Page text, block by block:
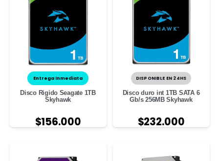
Entrega Inmediata
Disco Rigido Seagate 1TB
Skyhawk
$156.000
DISPONIBLE EN 24HS
Disco duro int 1TB SATA 6
Gb/s 256MB Skyhawk
$232.000